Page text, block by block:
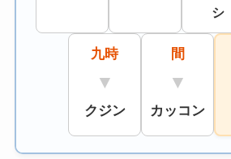
シ
九時
▼
クジン
間
▼
カッコン